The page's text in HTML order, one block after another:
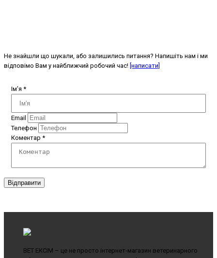
Не знайшли що шукали, або залишились питання? Напишіть нам і ми
відповімо Вам у найближчий робочий час! [написати]
Ім'я *
Email
Телефон
Коментар *
Відправити
ВЕТ ЕКСІМ – це не просто інтернет-магазин ветеринарного